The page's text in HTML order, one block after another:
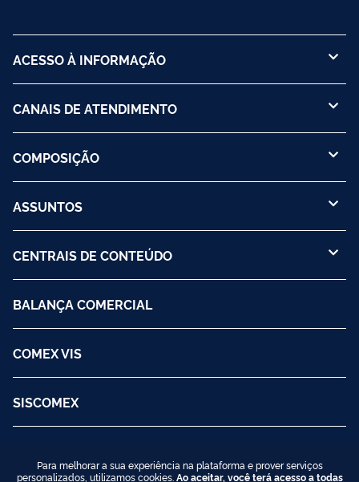
ACESSO À INFORMAÇÃO
CANAIS DE ATENDIMENTO
COMPOSIÇÃO
ASSUNTOS
CENTRAIS DE CONTEÚDO
BALANÇA COMERCIAL
COMEX VIS
SISCOMEX
Para melhorar a sua experiência na plataforma e prover serviços
personalizados, utilizamos cookies. Ao aceitar, você terá acesso a todas